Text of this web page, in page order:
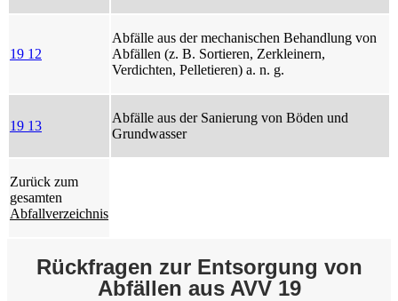
19 12
Abfälle aus der mechanischen Behandlung von
Abfällen (z. B. Sortieren, Zerkleinern,
Verdichten, Pelletieren) a. n. g.
19 13
Abfälle aus der Sanierung von Böden und
Grundwasser
Zurück zum
gesamten
Abfallverzeichnis
Rückfragen zur Entsorgung von
Abfällen aus AVV 19